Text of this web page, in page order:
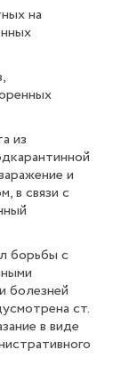
на
из
и
в связи с
борьбы с
болезней
ст.
в виде